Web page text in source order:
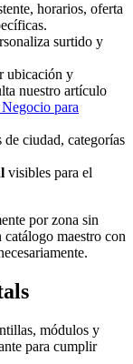
horarios, oferta
surtido y
ubicación y
nuestro artículo
para
de ciudad, categorías
visibles para el
por zona sin
maestro con
módulos y
para cumplir